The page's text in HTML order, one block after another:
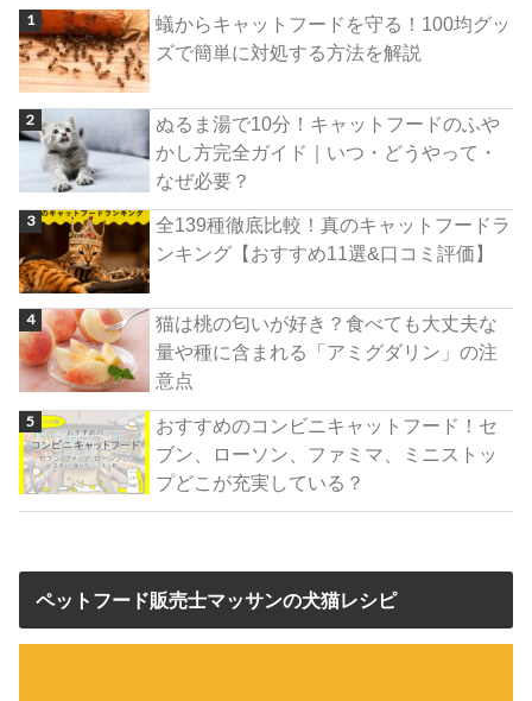
蟻からキャットフードを守る！100均グッ
ズで簡単に対処する方法を解説
ぬるま湯で10分！キャットフードのふや
かし方完全ガイド｜いつ・どうやって・
なぜ必要？
全139種徹底比較！真のキャットフードラ
ンキング【おすすめ11選&口コミ評価】
猫は桃の匂いが好き？食べても大丈夫な
量や種に含まれる「アミグダリン」の注
意点
おすすめのコンビニキャットフード！セ
ブン、ローソン、ファミマ、ミニストッ
プどこが充実している？
ペットフード販売士マッサンの犬猫レシピ